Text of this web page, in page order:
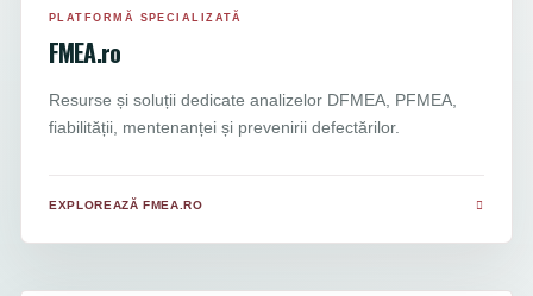
PLATFORMĂ SPECIALIZATĂ
FMEA.ro
Resurse și soluții dedicate analizelor DFMEA, PFMEA,
fiabilității, mentenanței și prevenirii defectărilor.
EXPLOREAZĂ FMEA.RO